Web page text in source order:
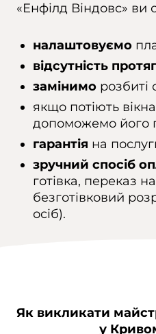
«Енфілд Віндовс» ви
налаштовуємо
відсутність
замінимо розбиті
якщо потіють
допоможемо його
гарантія на
зручний спосіб
готівка, переказ
безготівковий
осіб).
Як викликати
у